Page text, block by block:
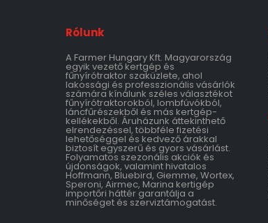
Rólunk
A Farmer Hungary Kft. Magyarország
egyik vezető kertgép és
fűnyírótraktor szaküzlete, ahol
lakossági és professzionális vásárlók
számára kínálunk széles választékot
fűnyírótraktorokból, lombfúvókból,
láncfűrészekből és más kertgép-
kellékekből. Áruházunk áttekinthető
elrendezéssel, többféle fizetési
lehetőséggel és kedvező árakkal
biztosít egyszerű és gyors vásárlást.
Folyamatos szezonális akciók és
újdonságok, valamint hivatalos
Hoffmann, Bluebird, Giemme, Wortex,
Speroni, Airmec, Marina kertigép
importőri háttér garantálja a
minőséget és szerviztámogatást.